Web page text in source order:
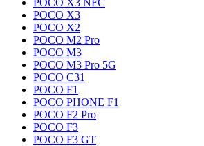
POCO X3 NFC
POCO X3
POCO X2
POCO M2 Pro
POCO M3
POCO M3 Pro 5G
POCO C31
POCO F1
POCO PHONE F1
POCO F2 Pro
POCO F3
POCO F3 GT